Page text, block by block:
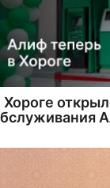
Хороге